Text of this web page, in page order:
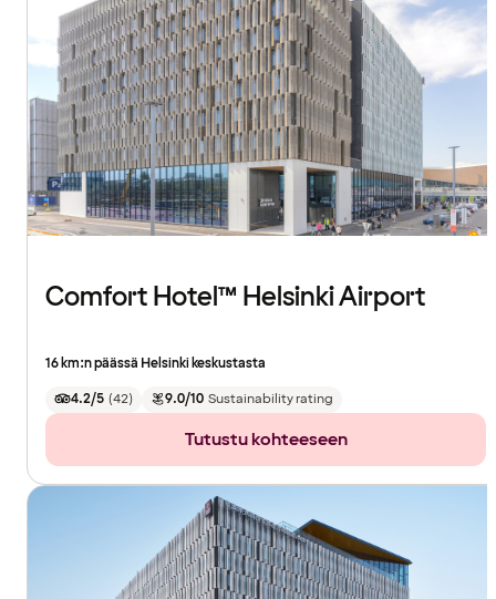
Comfort Hotel™ Helsinki Airport
16 km:n päässä Helsinki keskustasta
4.2/5 (42) 9.0/10 Sustainability rating
Tutustu kohteeseen